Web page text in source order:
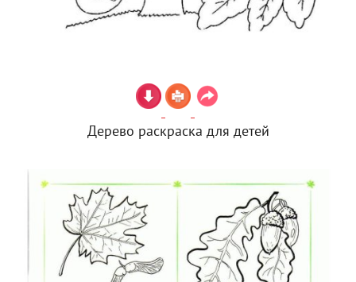
Дерево раскраска для детей